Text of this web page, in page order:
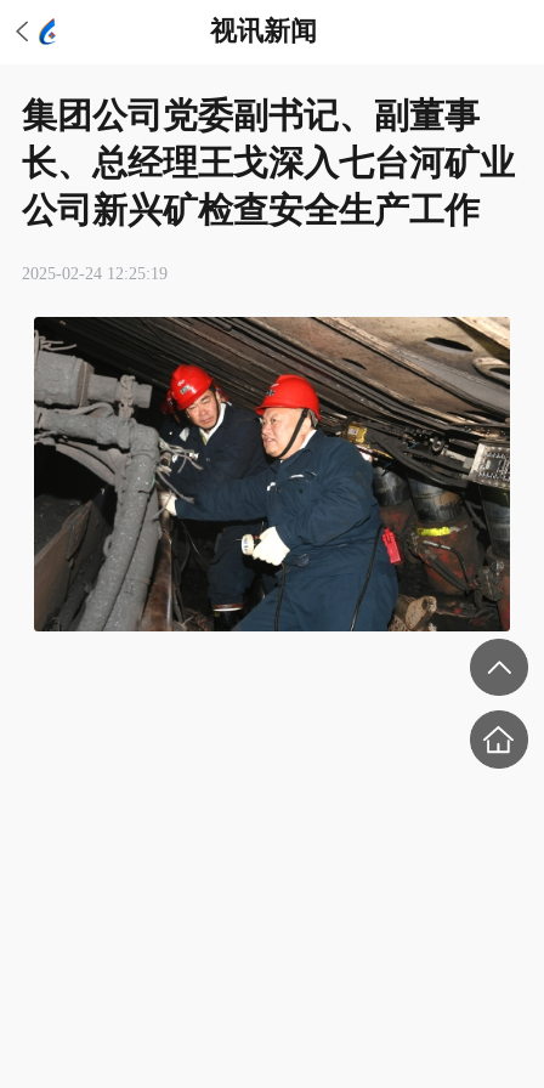
视讯新闻
集团公司党委副书记、副董事
长、总经理王戈深入七台河矿业
公司新兴矿检查安全生产工作
2025-02-24 12:25:19